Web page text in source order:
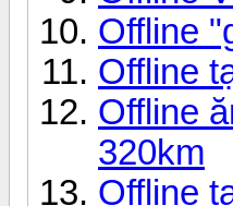
Offline
Offline
Offline
320km
Offline